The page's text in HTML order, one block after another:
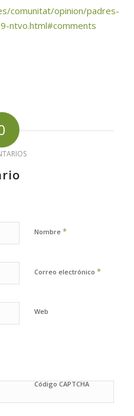
comunitat/opinion/padres-
ntvo.html#comments
Nombre *
Correo electrónico *
Web
Código CAPTCHA